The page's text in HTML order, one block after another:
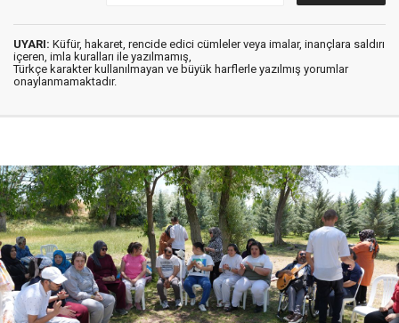
UYARI: Küfür, hakaret, rencide edici cümleler veya imalar, inançlara saldırı
içeren, imla kuralları ile yazılmamış,
Türkçe karakter kullanılmayan ve büyük harflerle yazılmış yorumlar
onaylanmamaktadır.